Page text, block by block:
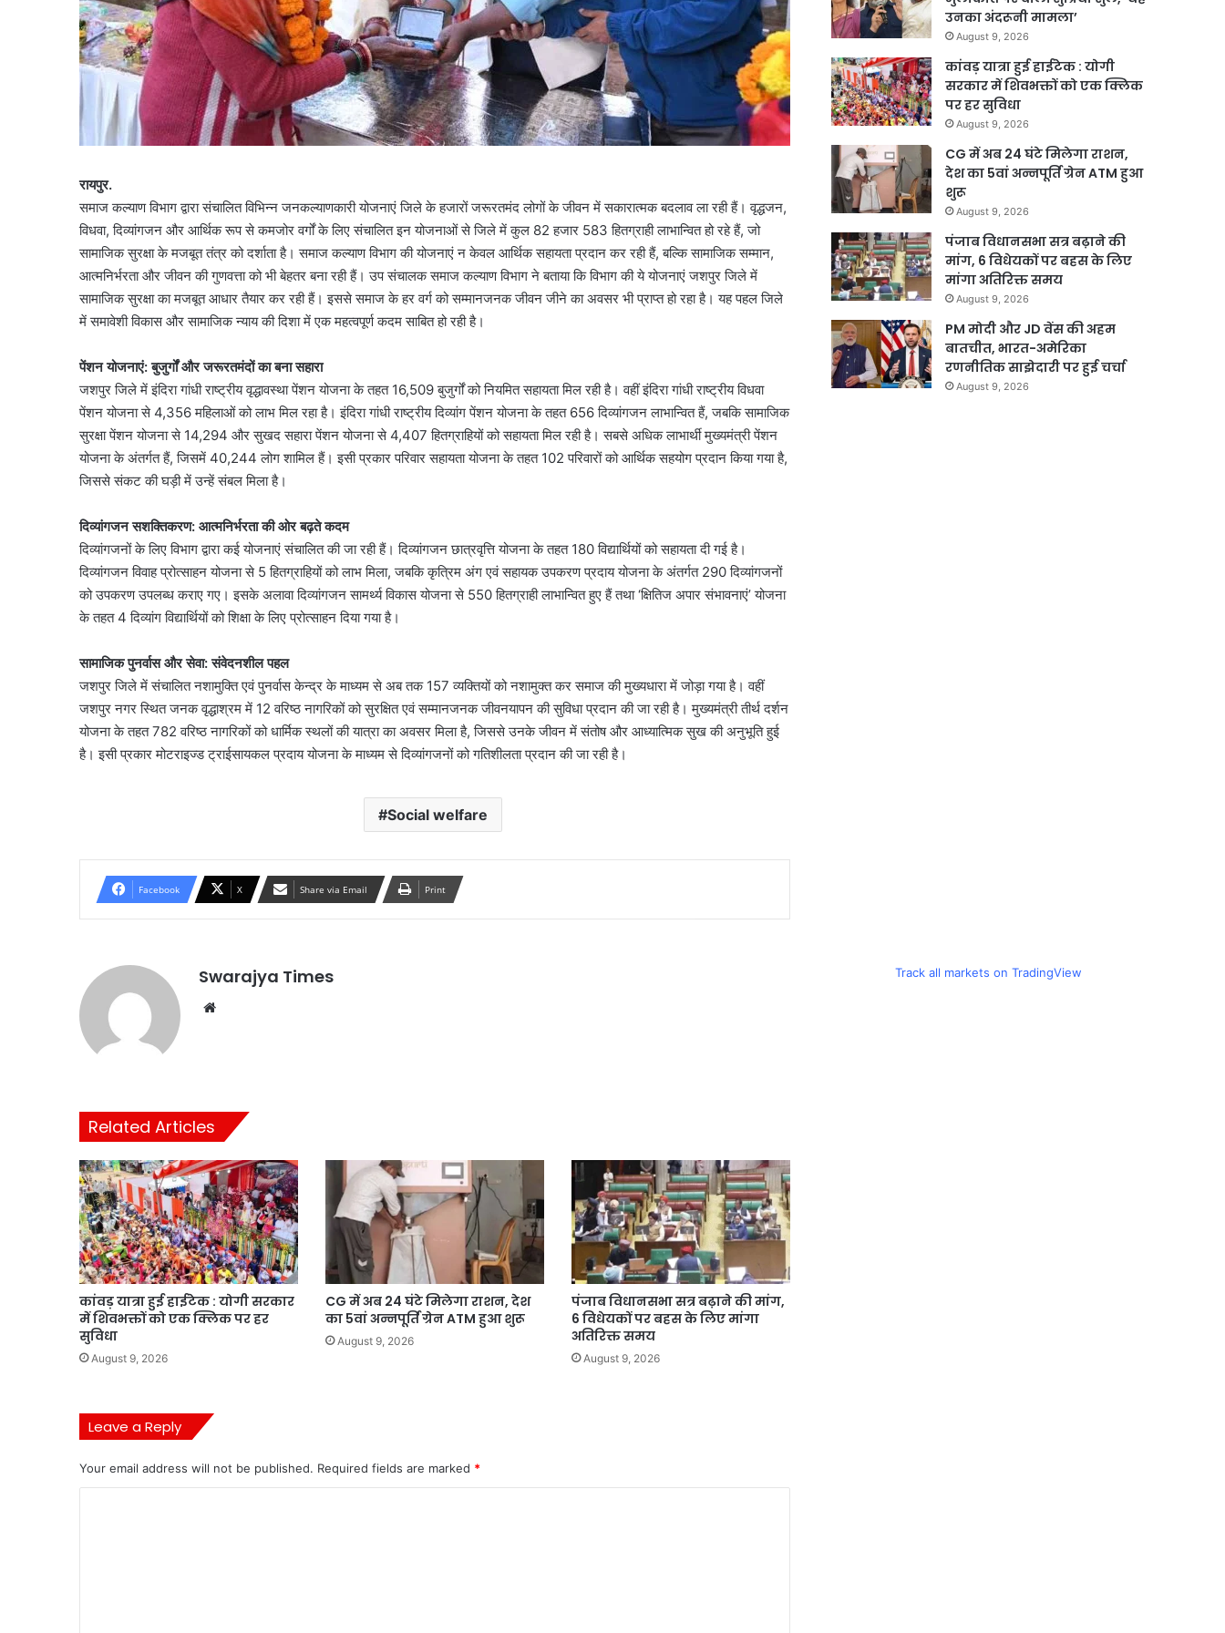
रायपुर.
समाज कल्याण विभाग द्वारा संचालित विभिन्न जनकल्याणकारी योजनाएं जिले के हजारों जरूरतमंद लोगों के जीवन में सकारात्मक बदलाव ला रही हैं। वृद्धजन,
विधवा, दिव्यांगजन और आर्थिक रूप से कमजोर वर्गों के लिए संचालित इन योजनाओं से जिले में कुल 82 हजार 583 हितग्राही लाभान्वित हो रहे हैं, जो
सामाजिक सुरक्षा के मजबूत तंत्र को दर्शाता है। समाज कल्याण विभाग की योजनाएं न केवल आर्थिक सहायता प्रदान कर रही हैं, बल्कि सामाजिक सम्मान,
आत्मनिर्भरता और जीवन की गुणवत्ता को भी बेहतर बना रही हैं। उप संचालक समाज कल्याण विभाग ने बताया कि विभाग की ये योजनाएं जशपुर जिले में
सामाजिक सुरक्षा का मजबूत आधार तैयार कर रही हैं। इससे समाज के हर वर्ग को सम्मानजनक जीवन जीने का अवसर भी प्राप्त हो रहा है। यह पहल जिले
में समावेशी विकास और सामाजिक न्याय की दिशा में एक महत्वपूर्ण कदम साबित हो रही है।
पेंशन योजनाएं: बुजुर्गों और जरूरतमंदों का बना सहारा
जशपुर जिले में इंदिरा गांधी राष्ट्रीय वृद्धावस्था पेंशन योजना के तहत 16,509 बुजुर्गों को नियमित सहायता मिल रही है। वहीं इंदिरा गांधी राष्ट्रीय विधवा
पेंशन योजना से 4,356 महिलाओं को लाभ मिल रहा है। इंदिरा गांधी राष्ट्रीय दिव्यांग पेंशन योजना के तहत 656 दिव्यांगजन लाभान्वित हैं, जबकि सामाजिक
सुरक्षा पेंशन योजना से 14,294 और सुखद सहारा पेंशन योजना से 4,407 हितग्राहियों को सहायता मिल रही है। सबसे अधिक लाभार्थी मुख्यमंत्री पेंशन
योजना के अंतर्गत हैं, जिसमें 40,244 लोग शामिल हैं। इसी प्रकार परिवार सहायता योजना के तहत 102 परिवारों को आर्थिक सहयोग प्रदान किया गया है,
जिससे संकट की घड़ी में उन्हें संबल मिला है।
दिव्यांगजन सशक्तिकरण: आत्मनिर्भरता की ओर बढ़ते कदम
दिव्यांगजनों के लिए विभाग द्वारा कई योजनाएं संचालित की जा रही हैं। दिव्यांगजन छात्रवृत्ति योजना के तहत 180 विद्यार्थियों को सहायता दी गई है।
दिव्यांगजन विवाह प्रोत्साहन योजना से 5 हितग्राहियों को लाभ मिला, जबकि कृत्रिम अंग एवं सहायक उपकरण प्रदाय योजना के अंतर्गत 290 दिव्यांगजनों
को उपकरण उपलब्ध कराए गए। इसके अलावा दिव्यांगजन सामर्थ्य विकास योजना से 550 हितग्राही लाभान्वित हुए हैं तथा ‘क्षितिज अपार संभावनाएं’ योजना
के तहत 4 दिव्यांग विद्यार्थियों को शिक्षा के लिए प्रोत्साहन दिया गया है।
सामाजिक पुनर्वास और सेवा: संवेदनशील पहल
जशपुर जिले में संचालित नशामुक्ति एवं पुनर्वास केन्द्र के माध्यम से अब तक 157 व्यक्तियों को नशामुक्त कर समाज की मुख्यधारा में जोड़ा गया है। वहीं
जशपुर नगर स्थित जनक वृद्धाश्रम में 12 वरिष्ठ नागरिकों को सुरक्षित एवं सम्मानजनक जीवनयापन की सुविधा प्रदान की जा रही है। मुख्यमंत्री तीर्थ दर्शन
योजना के तहत 782 वरिष्ठ नागरिकों को धार्मिक स्थलों की यात्रा का अवसर मिला है, जिससे उनके जीवन में संतोष और आध्यात्मिक सुख की अनुभूति हुई
है। इसी प्रकार मोटराइज्ड ट्राईसायकल प्रदाय योजना के माध्यम से दिव्यांगजनों को गतिशीलता प्रदान की जा रही है।
Social welfare
Facebook X Share via Email Print
Swarajya Times
Related Articles
कांवड़ यात्रा हुई हाईटेक : योगी सरकार
में शिवभक्तों को एक क्लिक पर हर
सुविधा
August 9, 2026
CG में अब 24 घंटे मिलेगा राशन, देश
का 5वां अन्नपूर्ति ग्रेन ATM हुआ शुरू
August 9, 2026
पंजाब विधानसभा सत्र बढ़ाने की मांग,
6 विधेयकों पर बहस के लिए मांगा
अतिरिक्त समय
August 9, 2026
Leave a Reply
Your email address will not be published. Required fields are marked *
उनका अंदरूनी मामला’
August 9, 2026
कांवड़ यात्रा हुई हाईटेक : योगी
सरकार में शिवभक्तों को एक क्लिक
पर हर सुविधा
August 9, 2026
CG में अब 24 घंटे मिलेगा राशन,
देश का 5वां अन्नपूर्ति ग्रेन ATM हुआ
शुरू
August 9, 2026
पंजाब विधानसभा सत्र बढ़ाने की
मांग, 6 विधेयकों पर बहस के लिए
मांगा अतिरिक्त समय
August 9, 2026
PM मोदी और JD वेंस की अहम
बातचीत, भारत-अमेरिका
रणनीतिक साझेदारी पर हुई चर्चा
August 9, 2026
Track all markets on TradingView